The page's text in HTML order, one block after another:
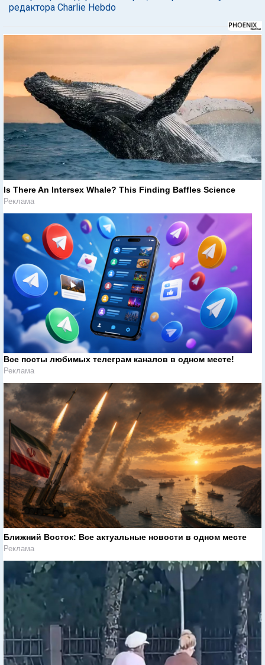
редактора Charlie Hebdo
Is There An Intersex Whale? This Finding Baffles Science
Реклама
Все посты любимых телеграм каналов в одном месте!
Реклама
Ближний Восток: Все актуальные новости в одном месте
Реклама